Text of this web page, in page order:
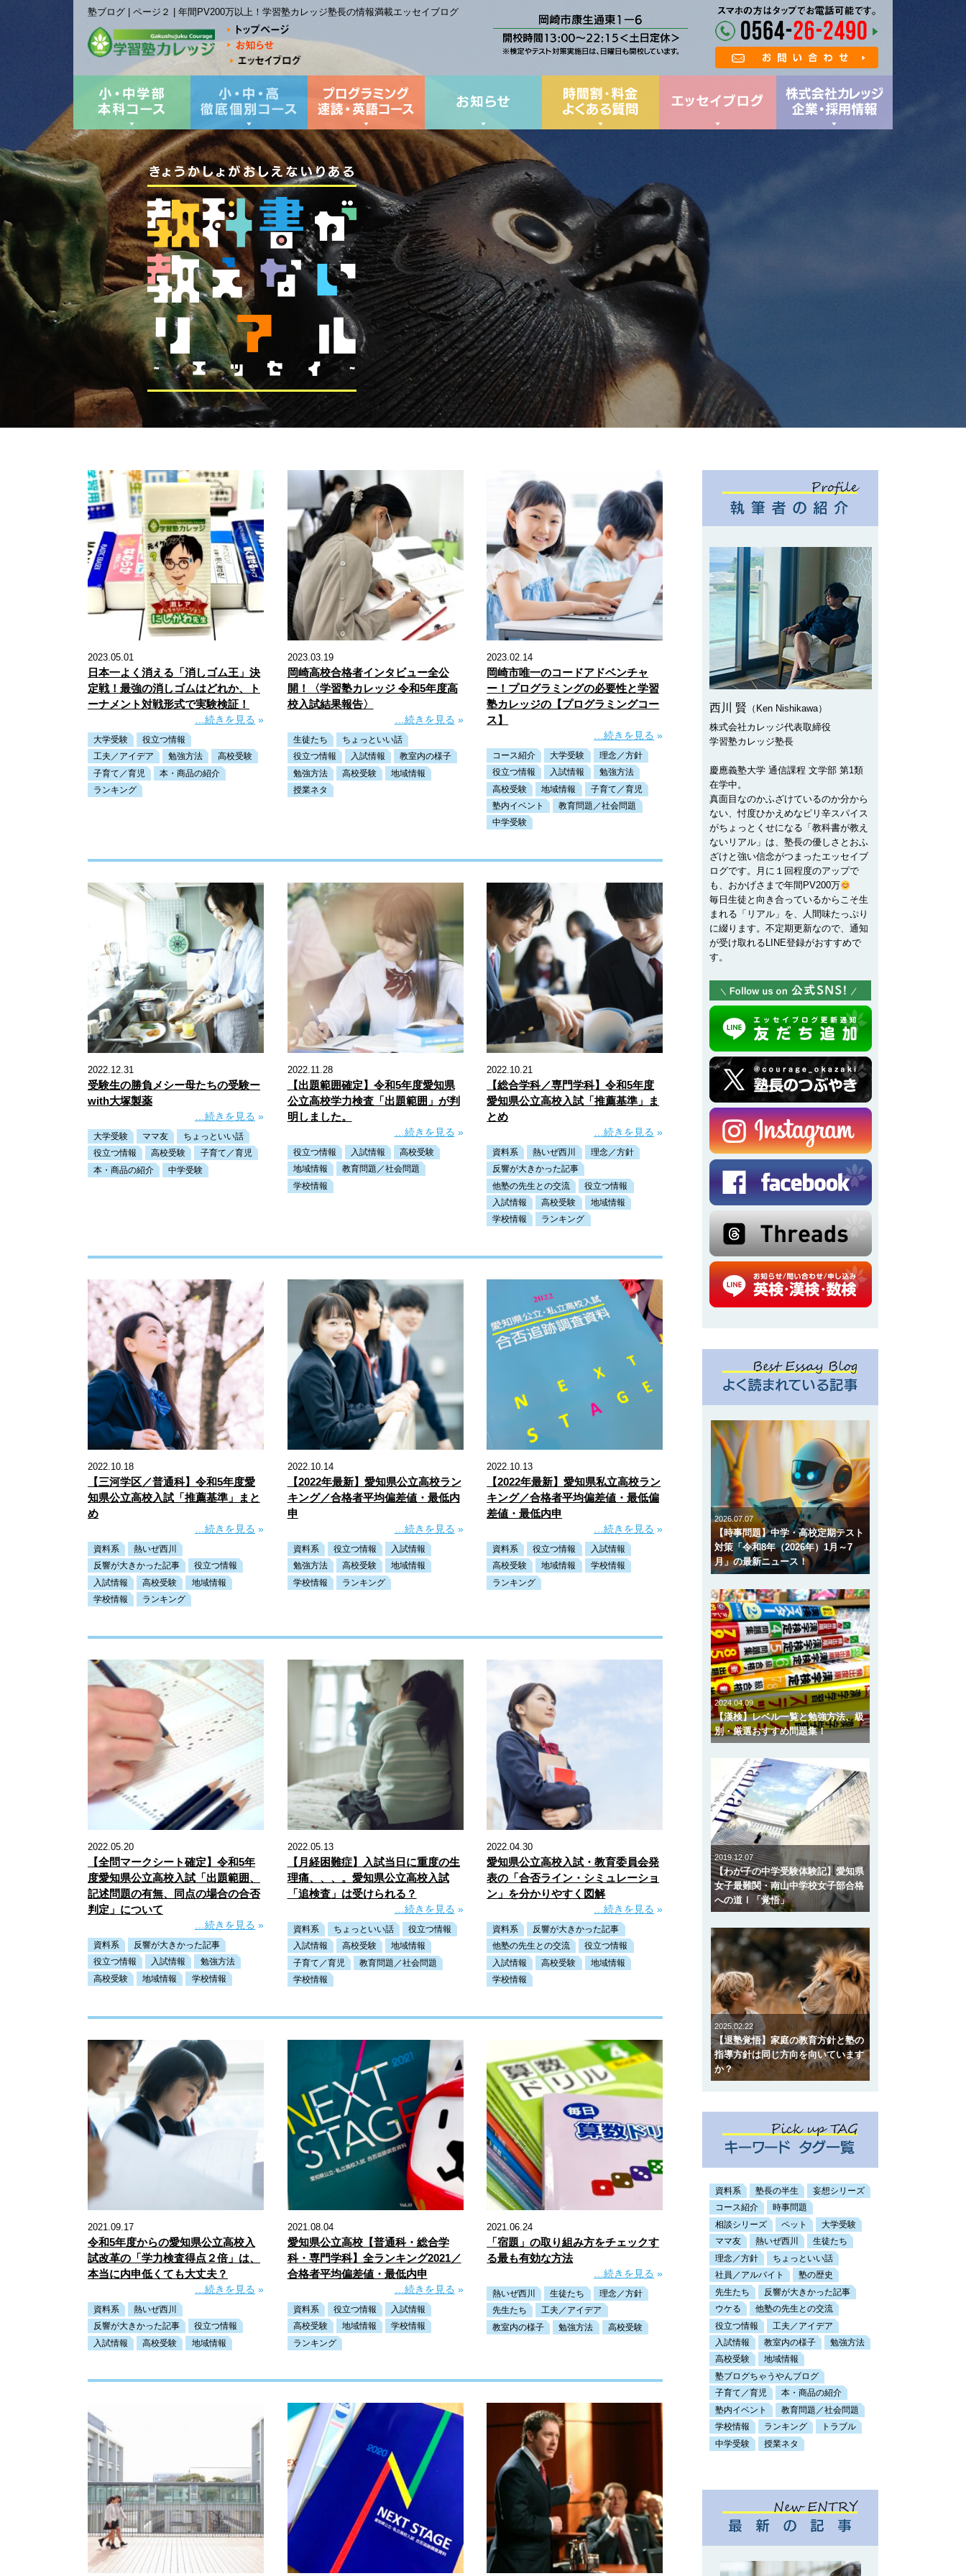
塾ブログ | ページ２ | 年間PV200万以上！学習塾カレッジ塾長の情報満載エッセイブログ
2023.05.01
日本一よく消える「消しゴム王」決
定戦！最強の消しゴムはどれか、ト
ーナメント対戦形式で実験検証！
…続きを見る »
大学受験
役立つ情報
工夫／アイデア
勉強方法
高校受験
子育て／育児
本・商品の紹介
ランキング
2023.03.19
岡崎高校合格者インタビュー全公
開！〈学習塾カレッジ 令和5年度高
校入試結果報告〉
…続きを見る »
生徒たち
ちょっといい話
役立つ情報
入試情報
教室内の様子
勉強方法
高校受験
地域情報
授業ネタ
2023.02.14
岡崎市唯一のコードアドベンチャ
ー！プログラミングの必要性と学習
塾カレッジの【プログラミングコー
ス】
…続きを見る »
コース紹介 大学受験
理念／方針
役立つ情報
入試情報
勉強方法
高校受験
地域情報
子育て／育児
塾内イベント
教育問題／社会問題
中学受験
2022.12.31
受験生の勝負メシー母たちの受験ー
with大塚製薬
…続きを見る »
大学受験 ママ友
ちょっといい話
役立つ情報
高校受験
子育て／育児
本・商品の紹介
中学受験
2022.11.28
【出題範囲確定】令和5年度愛知県
公立高校学力検査「出題範囲」が判
明しました。
…続きを見る »
役立つ情報 入試情報
高校受験
地域情報
教育問題／社会問題
学校情報
2022.10.21
【総合学科／専門学科】令和5年度
愛知県公立高校入試「推薦基準」ま
とめ
…続きを見る »
資料系 熱いぜ西川
理念／方針
反響が大きかった記事
他塾の先生との交流
役立つ情報
入試情報
高校受験
地域情報
学校情報
ランキング
2022.10.18
【三河学区／普通科】令和5年度愛
知県公立高校入試「推薦基準」まと
め
…続きを見る »
資料系
熱いぜ西川
反響が大きかった記事
役立つ情報
入試情報
高校受験
地域情報
学校情報
ランキング
2022.10.14
【2022年最新】愛知県公立高校ラン
キング／合格者平均偏差値・最低内
申
…続きを見る »
資料系 役立つ情報
入試情報
勉強方法
高校受験
地域情報
学校情報
ランキング
2022.10.13
【2022年最新】愛知県私立高校ラン
キング／合格者平均偏差値・最低偏
差値・最低内申
…続きを見る »
資料系 役立つ情報
入試情報
高校受験
地域情報
学校情報
ランキング
2022.05.20
【全問マークシート確定】令和5年
度愛知県公立高校入試「出題範囲、
記述問題の有無、同点の場合の合否
判定」について
…続きを見る »
資料系
反響が大きかった記事
役立つ情報
入試情報
勉強方法
高校受験
地域情報 学校情報
2022.05.13
【月経困難症】入試当日に重度の生
理痛、、、。愛知県公立高校入試
「追検査」は受けられる？
…続きを見る »
資料系 ちょっといい話
役立つ情報
入試情報
高校受験
地域情報
子育て／育児
教育問題／社会問題
学校情報
2022.04.30
愛知県公立高校入試・教育委員会発
表の「合否ライン・シミュレーショ
ン」を分かりやすく図解
…続きを見る »
資料系
反響が大きかった記事
他塾の先生との交流
役立つ情報
入試情報
高校受験
地域情報
学校情報
2021.09.17
令和5年度からの愛知県公立高校入
試改革の「学力検査得点２倍」は、
本当に内申低くても大丈夫？
…続きを見る »
資料系
熱いぜ西川
反響が大きかった記事
役立つ情報
入試情報
高校受験 地域情報
2021.08.04
愛知県公立高校【普通科・総合学
科・専門学科】全ランキング2021／
合格者平均偏差値・最低内申
…続きを見る »
資料系 役立つ情報
入試情報
高校受験
地域情報
学校情報
ランキング
2021.06.24
「宿題」の取り組み方をチェックす
る最も有効な方法
…続きを見る »
熱いぜ西川 生徒たち
理念／方針
先生たち
工夫／アイデア
教室内の様子
勉強方法 高校受験
西川 賢 （Ken Nishikawa）
株式会社カレッジ代表取締役
学習塾カレッジ塾長
慶應義塾大学 通信課程 文学部 第1類
在学中。
真面目なのかふざけているのか分から
ない、忖度ひかえめなピリ辛スパイス
がちょっとくせになる「教科書が教え
ないリアル」は、塾長の優しさとおふ
ざけと強い信念がつまったエッセイブ
ログです。月に１回程度のアップで
も、おかげさまで年間PV200万
毎日生徒と向き合っているからこそ生
まれる「リアル」を、人間味たっぷり
に綴ります。不定期更新なので、通知
が受け取れるLINE登録がおすすめで
す。
2026.07.07
【時事問題】中学・高校定期テスト
対策「令和8年（2026年）1月～7
月」の最新ニュース！
2024.04.09
【漢検】レベル一覧と勉強方法、級
別・厳選おすすめ問題集！
2019.12.07
【わが子の中学受験体験記】愛知県
女子最難関・南山中学校女子部合格
への道Ⅰ「覚悟」
2025.02.22
【退塾覚悟】家庭の教育方針と塾の
指導方針は同じ方向を向いています
か？
資料系 塾長の半生
妄想シリーズ
コース紹介
時事問題
相談シリーズ
ペット
大学受験
ママ友
熱いぜ西川
生徒たち
理念／方針
ちょっといい話
社員／アルバイト
塾の歴史
先生たち
反響が大きかった記事
ウケる
他塾の先生との交流
役立つ情報
工夫／アイデア
入試情報
教室内の様子
勉強方法
高校受験
地域情報
塾ブログちゃうやんブログ
子育て／育児
本・商品の紹介
塾内イベント
教育問題／社会問題
学校情報
ランキング
トラブル
中学受験
授業ネタ